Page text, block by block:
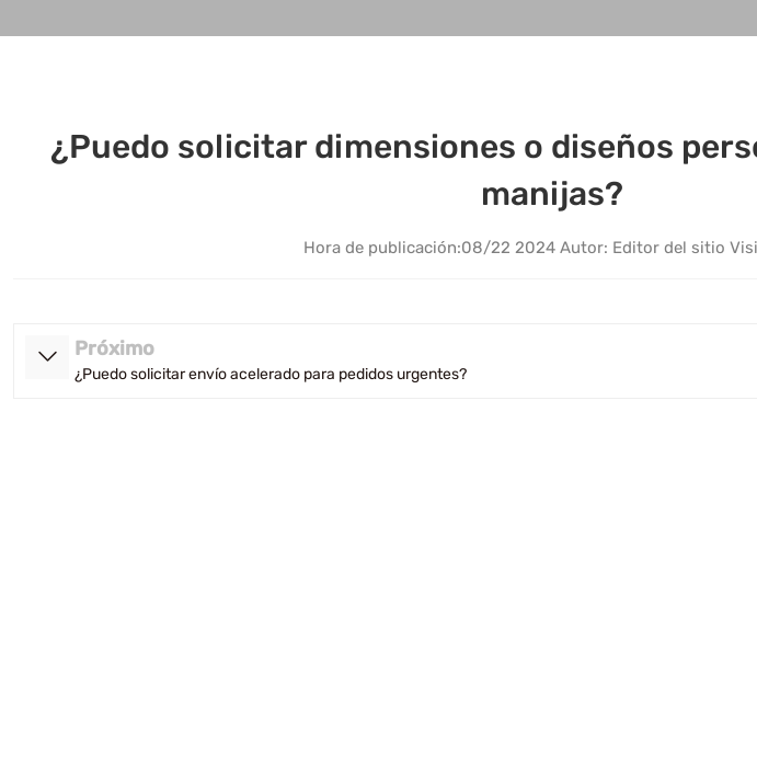
¿Puedo solicitar dimensiones o diseños
manijas?
Hora de publicación:08/22 2024 Autor: Editor del sitio
Próximo
¿Puedo solicitar envío acelerado para pedidos urgentes?